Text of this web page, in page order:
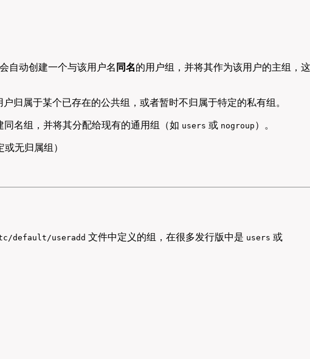
自动创建一个与该用户名 同名的用户组，并将其作为该用户的主组，这
归属于某个已存在的公共组，或者暂时不归属于特定的私有组。
名组，并将其分配给现有的通用组（如 users 或 nogroup ）。
default/useradd 文件中定义的组，在很多发行版中是 users 或